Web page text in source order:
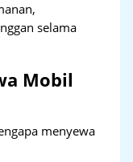
selama
Mobil
menyewa